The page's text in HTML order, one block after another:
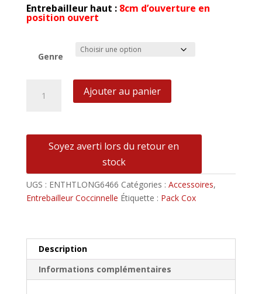
Entrebailleur haut : 8cm d’ouverture en
position ouvert
Genre
Entrebâilleur
pour
cox
08/1964
Ajouter au panier
Soyez averti lors du retour en
stock
UGS : ENTHTLONG6466 Catégories : Accessoires,
Entrebailleur Coccinnelle Étiquette : Pack Cox
Description
Informations complémentaires